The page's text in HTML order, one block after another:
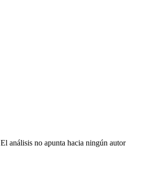
El análisis no apunta hacia ningún autor